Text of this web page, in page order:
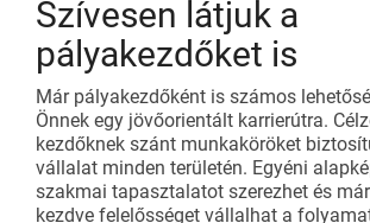
Szívesen látjuk a
pályakezdőket is
Már pályakezdőként is számos
Önnek egy jövőorientált karrierútra.
kezdőknek szánt munkaköröket
vállalat minden területén. Egyéni
szakmai tapasztalatot szerezhet és
kezdve felelősséget vállalhat a